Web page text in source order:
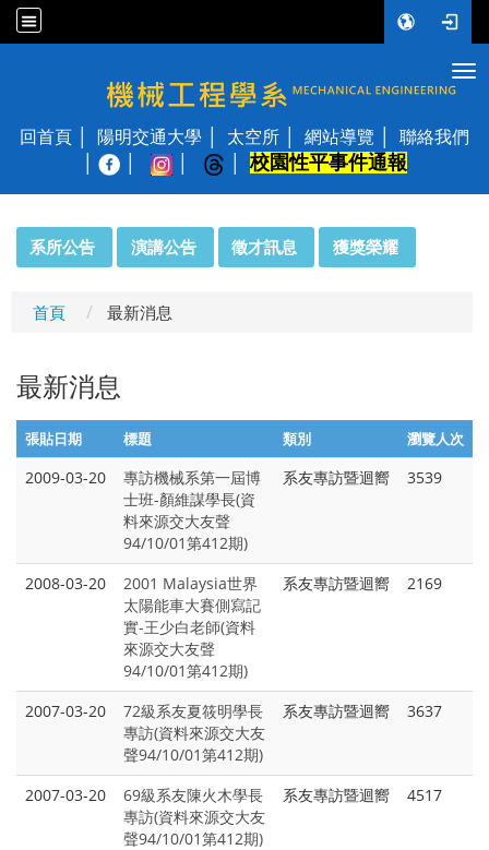
國立陽明交通大學 機械工程學系
回首頁 陽明交通大學 太空所 網站導覽
聯絡我們
校園性平事件通報
系所公告 演講公告 徵才訊息 獲獎榮耀
首頁 最新消息
最新消息
張貼日期 標題 類別 瀏覽人次
2009-03-20
專訪機械系第一屆博
士班-顏維謀學長(資
料來源交大友聲
94/10/01第412期)
系友專訪暨迴嚮 3539
2008-03-20
2001 Malaysia世界
太陽能車大賽側寫記
實-王少白老師(資料
來源交大友聲
94/10/01第412期)
系友專訪暨迴嚮 2169
2007-03-20
72級系友夏筱明學長
專訪(資料來源交大友
聲94/10/01第412期)
系友專訪暨迴嚮 3637
2007-03-20
69級系友陳火木學長
專訪(資料來源交大友
聲94/10/01第412期)
系友專訪暨迴嚮 4517